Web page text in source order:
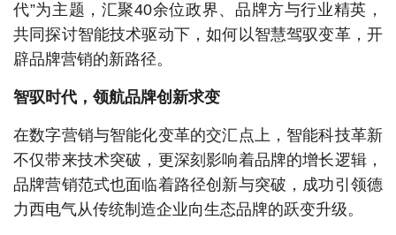
代”为主题，汇聚40余位政界、品牌方与行业精英，
共同探讨智能技术驱动下，如何以智慧驾驭变革，开
辟品牌营销的新路径。
智驭时代，领航品牌创新求变
在数字营销与智能化变革的交汇点上，智能科技革新
不仅带来技术突破，更深刻影响着品牌的增长逻辑，
品牌营销范式也面临着路径创新与突破，成功引领德
力西电气从传统制造企业向生态品牌的跃变升级。